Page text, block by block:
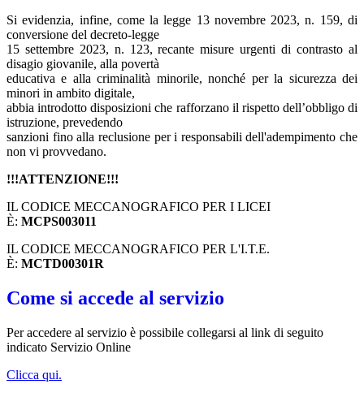
Si evidenzia, infine, come la legge 13 novembre 2023, n. 159, di
conversione del decreto-legge
15 settembre 2023, n. 123, recante misure urgenti di contrasto al
disagio giovanile, alla povertà
educativa e alla criminalità minorile, nonché per la sicurezza dei
minori in ambito digitale,
abbia introdotto disposizioni che rafforzano il rispetto dell’obbligo di
istruzione, prevedendo
sanzioni fino alla reclusione per i responsabili dell'adempimento che
non vi provvedano.
!!!ATTENZIONE!!!
IL CODICE MECCANOGRAFICO PER I LICEI
È: MCPS003011
IL CODICE MECCANOGRAFICO PER L'I.T.E.
È: MCTD00301R
Come si accede al servizio
Per accedere al servizio è possibile collegarsi al link di seguito
indicato Servizio Online
Clicca qui.